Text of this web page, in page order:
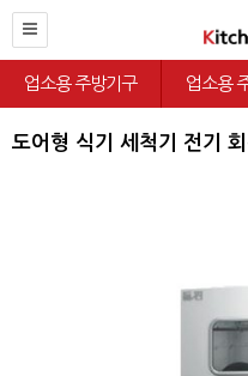
업소용 주방기구 업소용
도어형 식기 세척기 전기